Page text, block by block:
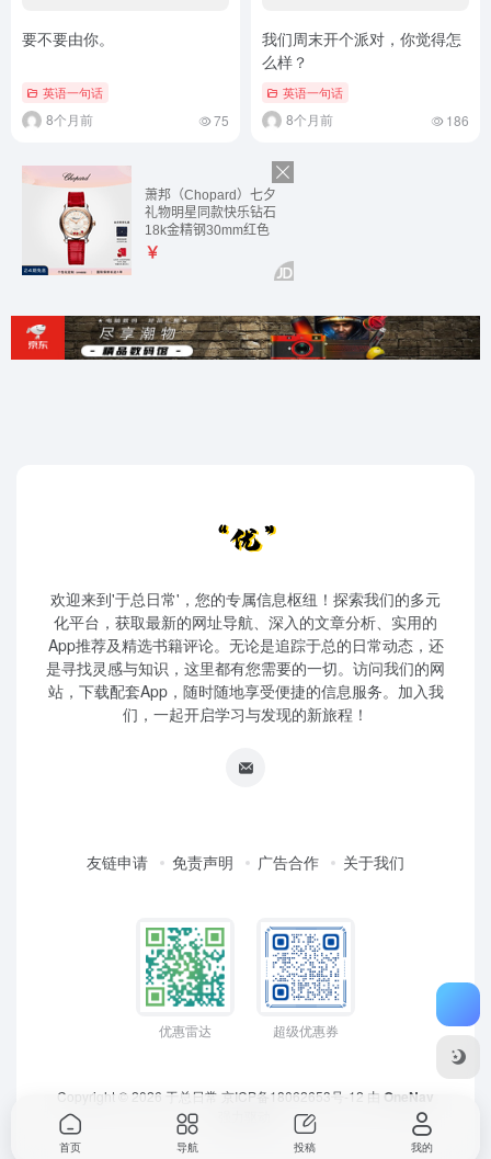
要不要由你。
英语一句话
8个月前 75
我们周末开个派对，你觉得怎
么样？
英语一句话
8个月前 186
欢迎来到'于总日常'，您的专属信息枢纽！探索我们的多元
化平台，获取最新的网址导航、深入的文章分析、实用的
App推荐及精选书籍评论。无论是追踪于总的日常动态，还
是寻找灵感与知识，这里都有您需要的一切。访问我们的网
站，下载配套App，随时随地享受便捷的信息服务。加入我
们，一起开启学习与发现的新旅程！
友链申请 免责声明 广告合作 关于我们
优惠雷达 超级优惠券
Copyright © 2026 于总日常 京ICP备18062653号-12 由 OneNav
首页 导航 投稿 我的